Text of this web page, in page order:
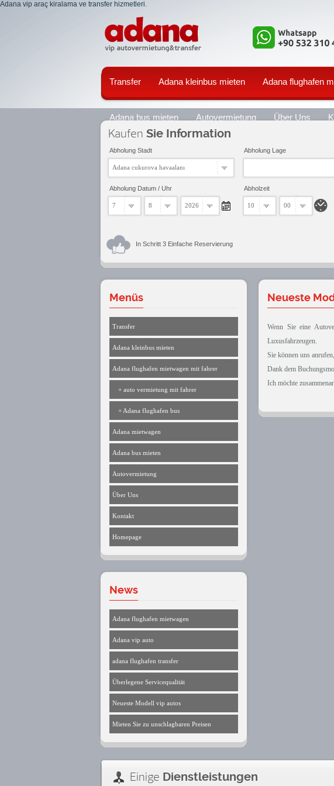
Adana vip araç kiralama ve transfer hizmetleri.
Transfer Adana kleinbus mieten Adana flughafen
Adana bus mieten Autovermietung Über Uns
Kaufen Sie Information
Abholung Stadt Abholung Lage
Adana cukurova havaalanı
Abholung Datum / Uhr Abholzeit
7 8 2026 10 00
In Schritt 3 Einfache Reservierung
Menüs
Transfer
Adana kleinbus mieten
Adana flughafen mietwagen mit fahrer
+ auto vermietung mit fahrer
+ Adana flughafen bus
Adana mietwagen
Adana bus mieten
Autovermietung
Über Uns
Kontakt
Homepage
News
Adana flughafen mietwagen
Adana vip auto
adana flughafen transfer
Überlegene Servicequalität
Neueste Modell vip autos
Mieten Sie zu unschlagbaren Preisen
Neueste
Wenn Sie eine
Luxusfahrzeugen.
Sie können uns
Dank dem
Ich möchte
Einige Dienstleistungen